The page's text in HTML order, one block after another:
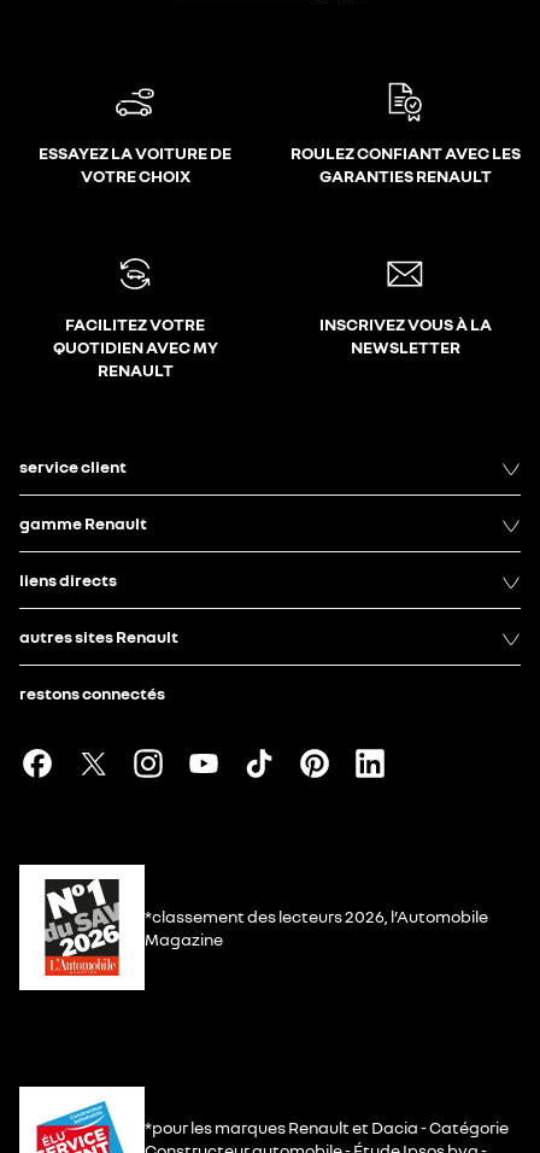
ESSAYEZ LA VOITURE DE
VOTRE CHOIX
ROULEZ CONFIANT AVEC LES
GARANTIES RENAULT
FACILITEZ VOTRE
QUOTIDIEN AVEC MY
RENAULT
INSCRIVEZ VOUS À LA
NEWSLETTER
service client
gamme Renault
liens directs
autres sites Renault
restons connectés
*classement des lecteurs 2026, l’Automobile
Magazine
*pour les marques Renault et Dacia - Catégorie